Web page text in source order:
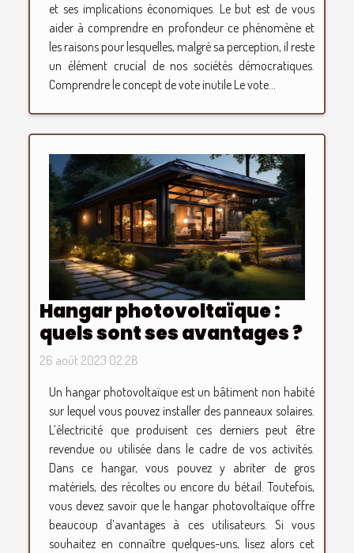
et ses implications économiques. Le but est de vous
aider à comprendre en profondeur ce phénomène et
les raisons pour lesquelles, malgré sa perception, il reste
un élément crucial de nos sociétés démocratiques.
Comprendre le concept de vote inutile Le vote...
Hangar photovoltaïque :
quels sont ses avantages ?
26 août 2023 02:28
Un hangar photovoltaïque est un bâtiment non habité
sur lequel vous pouvez installer des panneaux solaires.
L’électricité que produisent ces derniers peut être
revendue ou utilisée dans le cadre de vos activités.
Dans ce hangar, vous pouvez y abriter de gros
matériels, des récoltes ou encore du bétail. Toutefois,
vous devez savoir que le hangar photovoltaïque offre
beaucoup d’avantages à ces utilisateurs. Si vous
souhaitez en connaître quelques-uns, lisez alors cet